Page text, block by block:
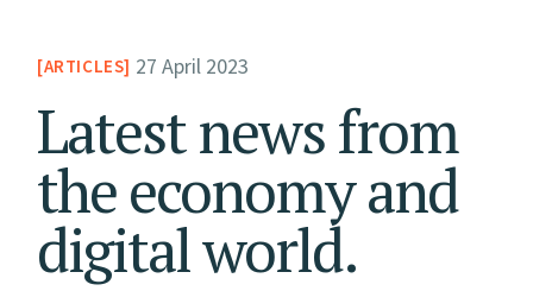
ARTICLES 27 April 2023
Latest news from
the economy and
digital world.